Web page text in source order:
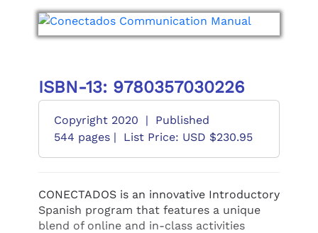
ISBN-13: 9780357030226
Copyright 2020 |
Published
544 pages |
List Price: USD $230.95
CONECTADOS is an innovative Introductory
Spanish program that features a unique
blend of online and in-class activities